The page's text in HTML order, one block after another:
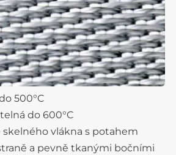
500°C
do 600°C
skelného vlákna s potahem
a pevně tkanými bočními